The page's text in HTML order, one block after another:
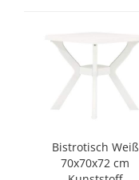
Bistrotisch Weiß
70x70x72 cm